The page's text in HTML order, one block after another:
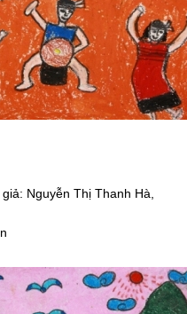
Nguyễn Thị Thanh Hà,